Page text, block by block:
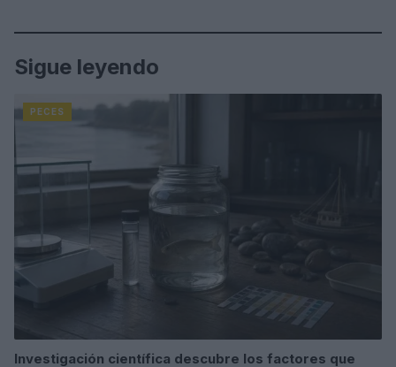
Sigue leyendo
PECES
Investigación científica descubre los factores que